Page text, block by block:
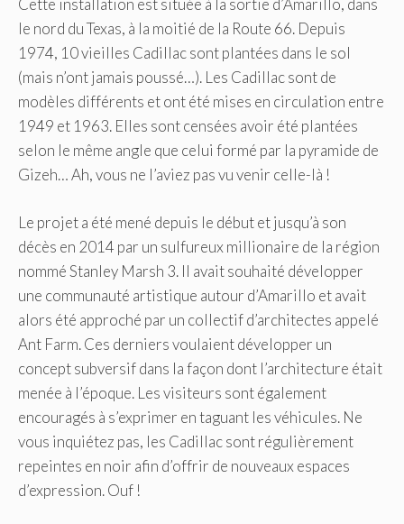
Cette installation est située à la sortie d’Amarillo, dans
le nord du Texas, à la moitié de la Route 66. Depuis
1974, 10 vieilles Cadillac sont plantées dans le sol
(mais n’ont jamais poussé…). Les Cadillac sont de
modèles différents et ont été mises en circulation entre
1949 et 1963. Elles sont censées avoir été plantées
selon le même angle que celui formé par la pyramide de
Gizeh… Ah, vous ne l’aviez pas vu venir celle-là !
Le projet a été mené depuis le début et jusqu’à son
décès en 2014 par un sulfureux millionaire de la région
nommé Stanley Marsh 3. Il avait souhaité développer
une communauté artistique autour d’Amarillo et avait
alors été approché par un collectif d’architectes appelé
Ant Farm. Ces derniers voulaient développer un
concept subversif dans la façon dont l’architecture était
menée à l’époque. Les visiteurs sont également
encouragés à s’exprimer en taguant les véhicules. Ne
vous inquiétez pas, les Cadillac sont régulièrement
repeintes en noir afin d’offrir de nouveaux espaces
d’expression. Ouf !